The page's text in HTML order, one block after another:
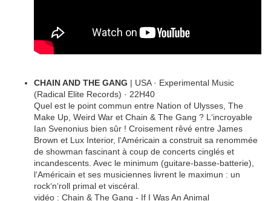
CHAIN AND THE GANG | USA · Experimental Music
(Radical Elite Records) · 22H40
Quel est le point commun entre Nation of Ulysses, The
Make Up, Weird War et Chain & The Gang ? L‘incroyable
Ian Svenonius bien sûr ! Croisement rêvé entre James
Brown et Lux Interior, l‘Américain a construit sa renommée
de showman fascinant à coup de concerts cinglés et
incandescents. Avec le minimum (guitare-basse-batterie),
l‘Américain et ses musiciennes livrent le maximun : un
rock‘n‘roll primal et viscéral.
vidéo : Chain & The Gang - If I Was An Animal